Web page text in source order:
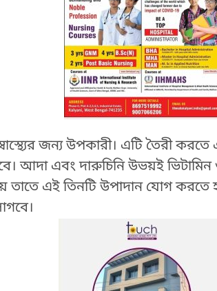
জন্য উপকারী। এটি তৈরী
আদা এবং দারুচিনি উভয়ই ভিটামিন
এই তিনটি উপাদান যোগ করতে